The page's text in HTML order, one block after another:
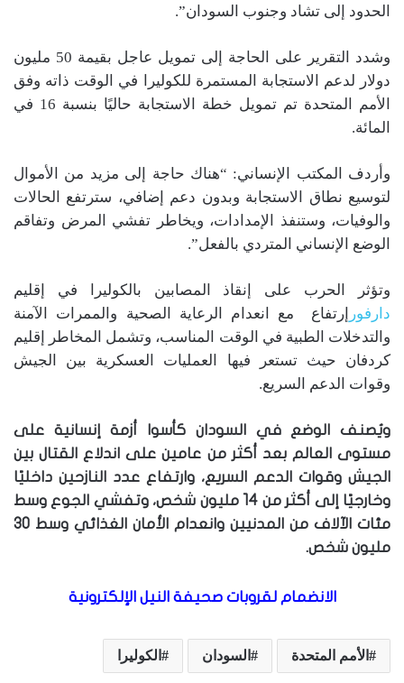
الحدود إلى تشاد وجنوب السودان”.
وشدد التقرير على الحاجة إلى تمويل عاجل بقيمة 50 مليون
دولار لدعم الاستجابة المستمرة للكوليرا في الوقت ذاته وفق
الأمم المتحدة تم تمويل خطة الاستجابة حاليًا بنسبة 16 في
المائة.
وأردف المكتب الإنساني: “هناك حاجة إلى مزيد من الأموال
لتوسيع نطاق الاستجابة وبدون دعم إضافي، سترتفع الحالات
والوفيات، وستنفذ الإمدادات، ويخاطر تفشي المرض وتفاقم
الوضع الإنساني المتردي بالفعل”.
وتؤثر الحرب على إنقاذ المصابين بالكوليرا في إقليم
دارفور إرتفاع مع انعدام الرعاية الصحية والممرات الآمنة
والتدخلات الطبية في الوقت المناسب، وتشمل المخاطر إقليم
كردفان حيث تستعر فيها العمليات العسكرية بين الجيش
وقوات الدعم السريع.
ويُصنف الوضع في السودان كأسوا أزمة إنسانية على
مستوى العالم بعد أكثر من عامين على اندلاع القتال بين
الجيش وقوات الدعم السريع، وارتفاع عدد النازحين داخليًا
وخارجيًا إلى أكثر من 14 مليون شخص، وتفشي الجوع وسط
مئات الآلاف من المدنيين وانعدام الأمان الغذائي وسط 30
مليون شخص.
الانضمام لقروبات صحيفة النيل الإلكترونية
الأمم المتحدة السودان الكوليرا